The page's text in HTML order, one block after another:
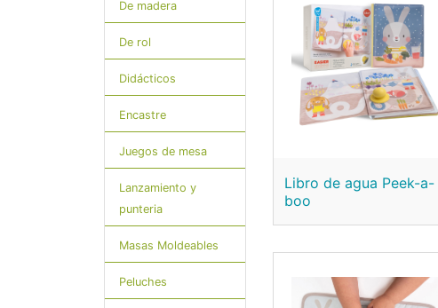
De madera
De rol
Didácticos
Encastre
Juegos de mesa
Lanzamiento y
punteria
Masas Moldeables
Peluches
Libro de agua Peek-a-
boo